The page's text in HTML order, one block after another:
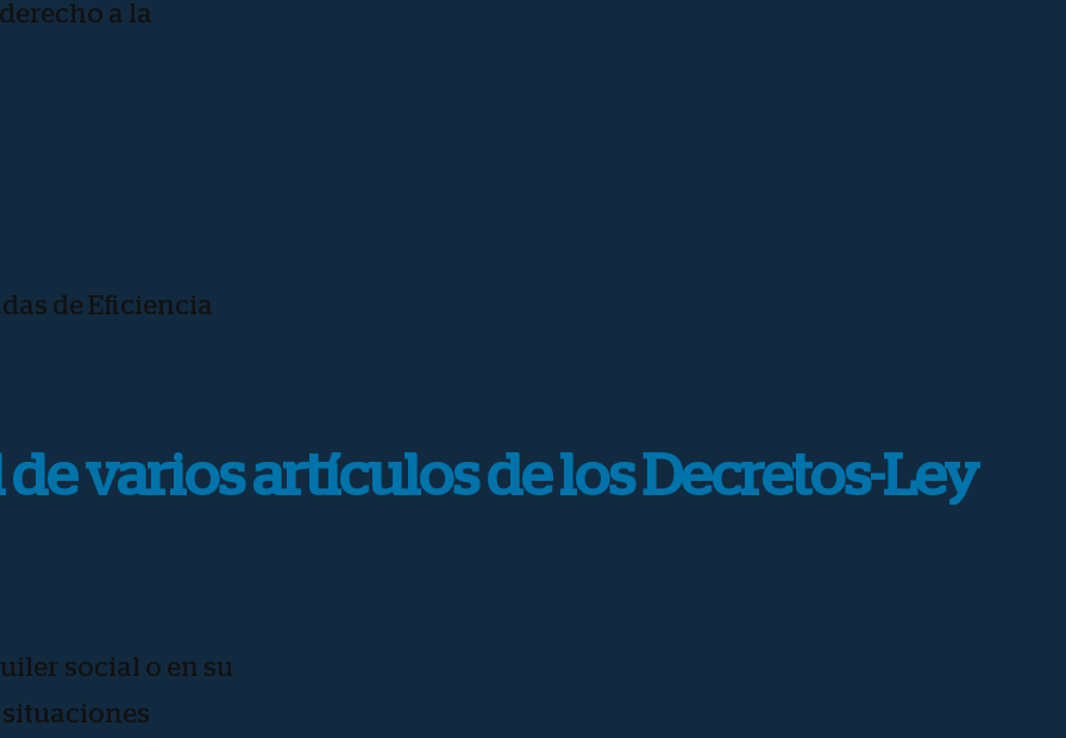
derecho a la
de Eficiencia
varios artículos de los Decretos-Ley
social o en su
situaciones